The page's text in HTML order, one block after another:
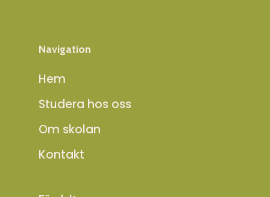
Navigation
Hem
Studera hos oss
Om skolan
Kontakt